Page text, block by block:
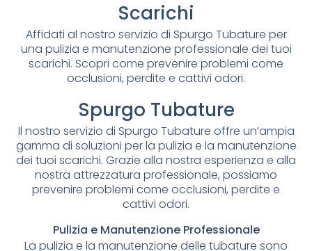
Scarichi
Affidati al nostro servizio di Spurgo Tubature per
una pulizia e manutenzione professionale dei tuoi
scarichi. Scopri come prevenire problemi come
occlusioni, perdite e cattivi odori.
Spurgo Tubature
Il nostro servizio di Spurgo Tubature offre un’ampia
gamma di soluzioni per la pulizia e la manutenzione
dei tuoi scarichi. Grazie alla nostra esperienza e alla
nostra attrezzatura professionale, possiamo
prevenire problemi come occlusioni, perdite e
cattivi odori.
Pulizia e Manutenzione Professionale
La pulizia e la manutenzione delle tubature sono